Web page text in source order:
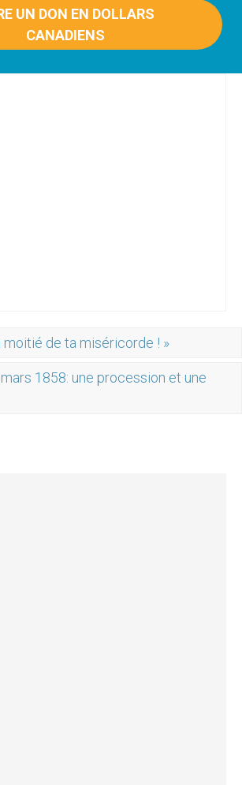
UN DON EN DOLLARS
CANADIENS
moitié de ta miséricorde ! »
1858: une procession et une